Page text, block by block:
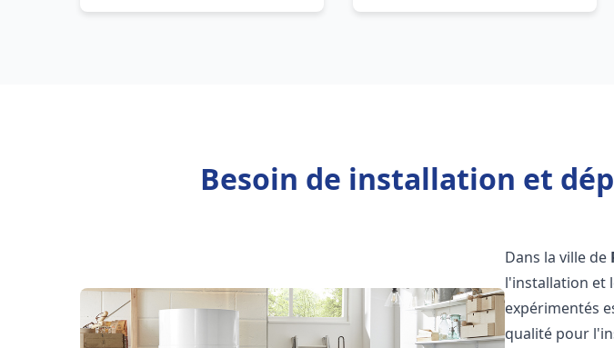
Besoin de installation et
Dans la ville de
l'installation et
expérimentés
qualité pour